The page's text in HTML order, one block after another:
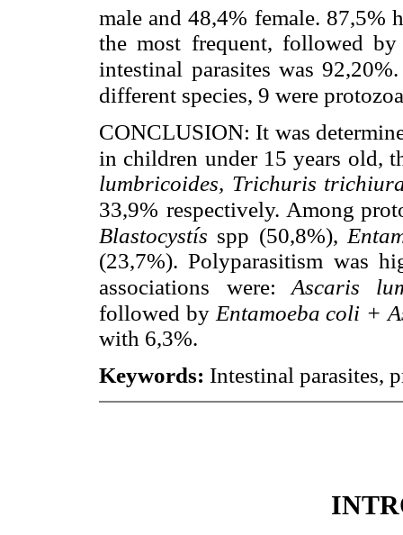
male and 48,4% female. 87,5%
the most frequent, followed
intestinal parasites was
different species, 9 were
CONCLUSION: It was
in children under 15 years old,
lumbricoides, Trichuris
33,9% respectively. Among
Blastocystís spp (50,8%),
(23,7%). Polyparasitism was
associations
were:Ascaris
followed by Entamoeba coli +
with 6,3%.
Keywords: Intestinal parasites,